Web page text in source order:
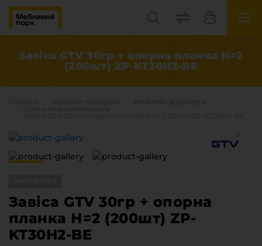
UK EN
Категорії
Плитні матеріали
Завіса GTV 30гр + опорна планка Н=2
(200шт) ZP-KT30H2-BE
Завіса GTV 30гр + опорна
планка Н=2 (200шт) ZP-
KT30H2-BE